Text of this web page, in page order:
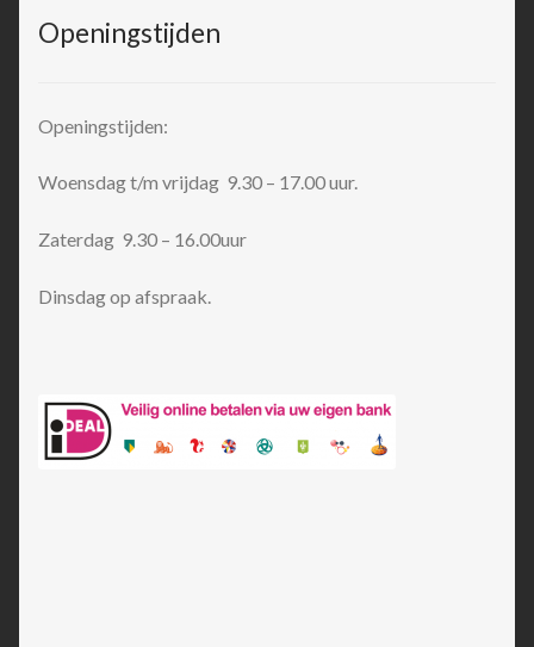
Openingstijden
Openingstijden:
Woensdag t/m vrijdag 9.30 – 17.00 uur.
Zaterdag 9.30 – 16.00uur
Dinsdag op afspraak.